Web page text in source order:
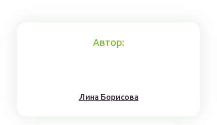
Автор:
Лина Борисoвa